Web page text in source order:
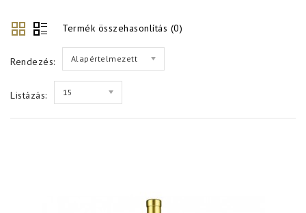
Termék összehasonlítás (0)
Rendezés: Alapértelmezett
Listázás: 15